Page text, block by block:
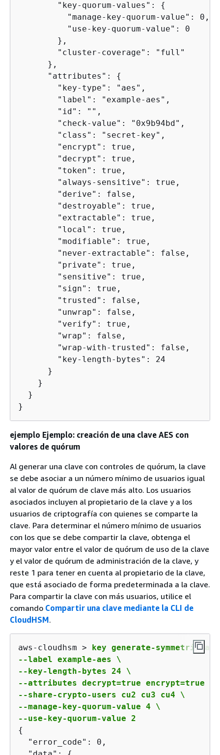
        "key-quorum-values":
{
          "manage-key-quorum-value": 0,
          "use-key-quorum-value": 0
        },
        "cluster-coverage": "full"
      },
      "attributes":
{
        "key-type": "aes",
        "label": "example-aes",
        "id": "",
        "check-value": "0x9b94bd",
        "class": "secret-key",
        "encrypt": true,
        "decrypt": true,
        "token": true,
        "always-sensitive": true,
        "derive": false,
        "destroyable": true,
        "extractable": true,
        "local": true,
        "modifiable": true,
        "never-extractable": false,
        "private": true,
        "sensitive": true,
        "sign": true,
        "trusted": false,
        "unwrap": false,
        "verify": true,
        "wrap": false,
        "wrap-with-trusted": false,
        "key-length-bytes": 24
      }
    }
  }
}
ejemplo Ejemplo: creación de una clave AES con
valores de quórum
Al generar una clave con controles de quórum, la clave
se debe asociar a un número mínimo de usuarios igual
al valor de quórum de clave más alto. Los usuarios
asociados incluyen al propietario de la clave y a los
usuarios de criptografía con quienes se comparte la
clave. Para determinar el número mínimo de usuarios
con los que se debe compartir la clave, obtenga el
mayor valor entre el valor de quórum de uso de la clave
y el valor de quórum de administración de la clave, y
reste 1 para tener en cuenta al propietario de la clave,
que está asociado de forma predeterminada a la clave.
Para compartir la clave con más usuarios, utilice el
comando Compartir una clave mediante la CLI de
CloudHSM.
aws-cloudhsm > key generate-symmetric
--label example-aes \
--key-length-bytes 24 \
--attributes decrypt=true encrypt=true
--share-crypto-users cu2 cu3 cu4 \
--manage-key-quorum-value 4 \
--use-key-quorum-value 2
{
  "error_code": 0,